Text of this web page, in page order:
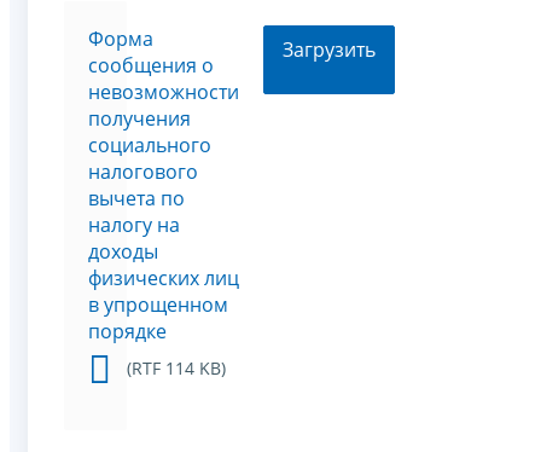
Форма
сообщения о
невозможности
получения
социального
налогового
вычета по
налогу на
доходы
физических лиц
в упрощенном
порядке
(RTF 114 KB)
Загрузить